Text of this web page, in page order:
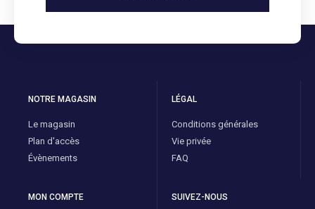
NOTRE MAGASIN
Le magasin
Plan d'accès
Évènements
LÉGAL
Conditions générales
Vie privée
FAQ
MON COMPTE SUIVEZ-NOUS